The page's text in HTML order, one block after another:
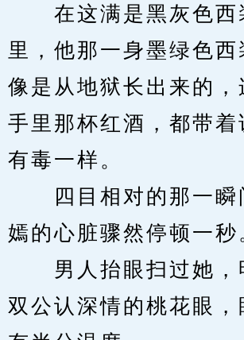
在这满是黑灰色西
里，他那一身墨绿色西
像是从地狱长出来的，
手里那杯红酒，都带着
有毒一样。
四目相对的那一瞬
嫣的心脏骤然停顿一秒
男人抬眼扫过她，
双公认深情的桃花眼，